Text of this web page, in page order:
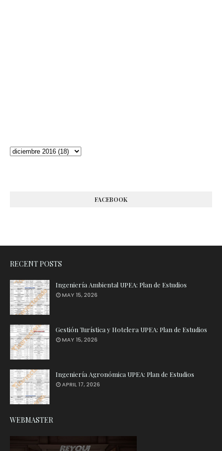
FACEBOOK
RECENT POSTS
Ingeniería Ambiental UPEA: Plan de Estudios
MAY 15, 2026
Gestión Turística y Hotelera UPEA: Plan de Estudios
MAY 15, 2026
Ingeniería Agronómica UPEA: Plan de Estudios
APRIL 17, 2026
WEBMASTER